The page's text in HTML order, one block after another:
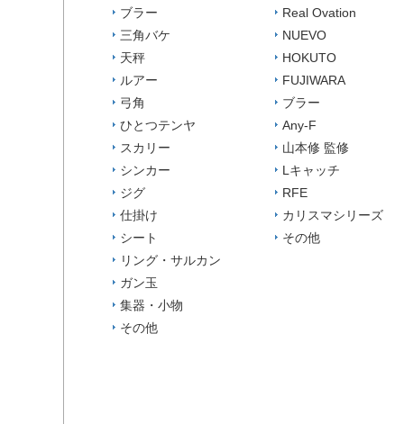
ブラー
三角バケ
天秤
ルアー
弓角
ひとつテンヤ
スカリー
シンカー
ジグ
仕掛け
シート
リング・サルカン
ガン玉
集器・小物
その他
Real Ovation
NUEVO
HOKUTO
FUJIWARA
ブラー
Any-F
山本修 監修
Lキャッチ
RFE
カリスマシリーズ
その他